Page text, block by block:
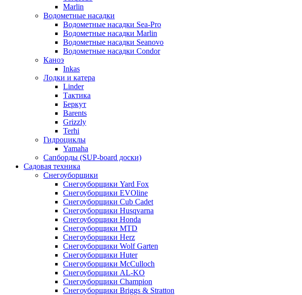
Marlin
Водометные насадки
Водометные насадки Sea-Pro
Водометные насадки Marlin
Водометные насадки Seanovo
Водометные насадки Condor
Каноэ
Inkas
Лодки и катера
Linder
Тактика
Беркут
Barents
Grizzly
Terhi
Гидроциклы
Yamaha
Сапборды (SUP-board доски)
Садовая техника
Снегоуборщики
Снегоуборщики Yard Fox
Снегоуборщики EVOline
Снегоуборщики Cub Cadet
Снегоуборщики Husqvarna
Снегоуборщики Honda
Снегоуборщики MTD
Снегоуборщики Herz
Снегоуборщики Wolf Garten
Снегоуборщики Huter
Снегоуборщики McCulloch
Снегоуборщики AL-KO
Снегоуборщики Champion
Снегоуборщики Briggs & Stratton